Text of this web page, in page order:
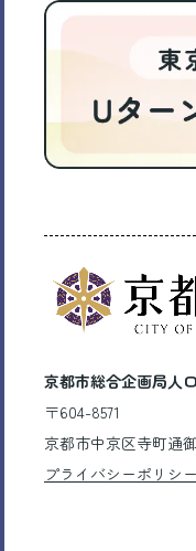
京都市総合企画局人
〒604-8571
京都市中京区寺町
プライバシーポリシー